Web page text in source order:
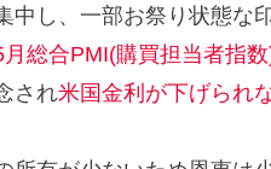
中し、一部お祭り状態な
月総合PMI(購買担当者指
され米国金利が下げられ